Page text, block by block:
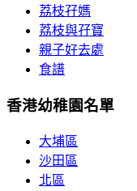
荔枝孖媽
荔枝與孖寶
親子好去處
食譜
香港幼稚園名單
大埔區
沙田區
北區